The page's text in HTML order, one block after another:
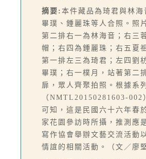
摘要: 本件藏品為琦君與林海
畢璞、鍾麗珠等人合照。照
第二排右一為林海音；右三
帽；右四為鍾麗珠；右五夏
第一排左三為琦君；左四劉
畢璞；右一樸月，站著第二
扉，眾人齊聚拍照。根據系
（NMTL20150281603-002
可知，這是民國六十六年春
家花園參訪時所攝，推測應
寫作協會舉辦文藝交流活動
情誼的相關活動。（文／廖